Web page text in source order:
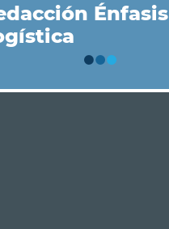
Énfasis